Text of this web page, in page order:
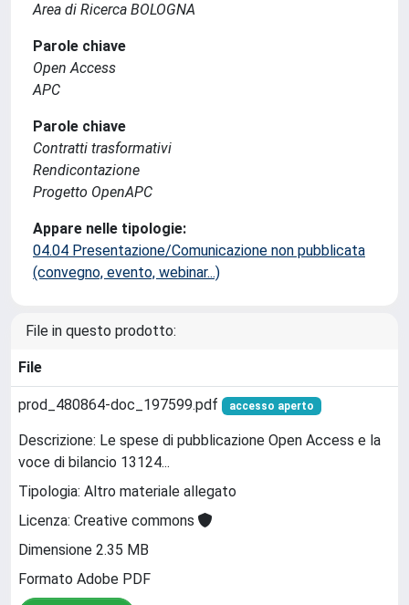
Area di Ricerca BOLOGNA
Parole chiave
Open Access
APC
Parole chiave
Contratti trasformativi
Rendicontazione
Progetto OpenAPC
Appare nelle tipologie:
04.04 Presentazione/Comunicazione non pubblicata
(convegno, evento, webinar...)
File in questo prodotto:
File
prod_480864-doc_197599.pdf accesso aperto
Descrizione: Le spese di pubblicazione Open Access e la
voce di bilancio 13124...
Tipologia: Altro materiale allegato
Licenza: Creative commons
Dimensione 2.35 MB
Formato Adobe PDF